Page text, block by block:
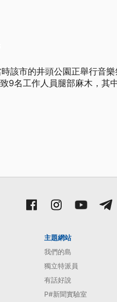
該市的井頭公園正舉行音
9名工作人員腿部麻木，其
主題網站
我們的島
獨立特派員
有話好說
P#新聞實驗室